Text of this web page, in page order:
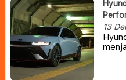
Year
13